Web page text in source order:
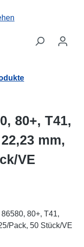
80+, T41,
mm,
VE